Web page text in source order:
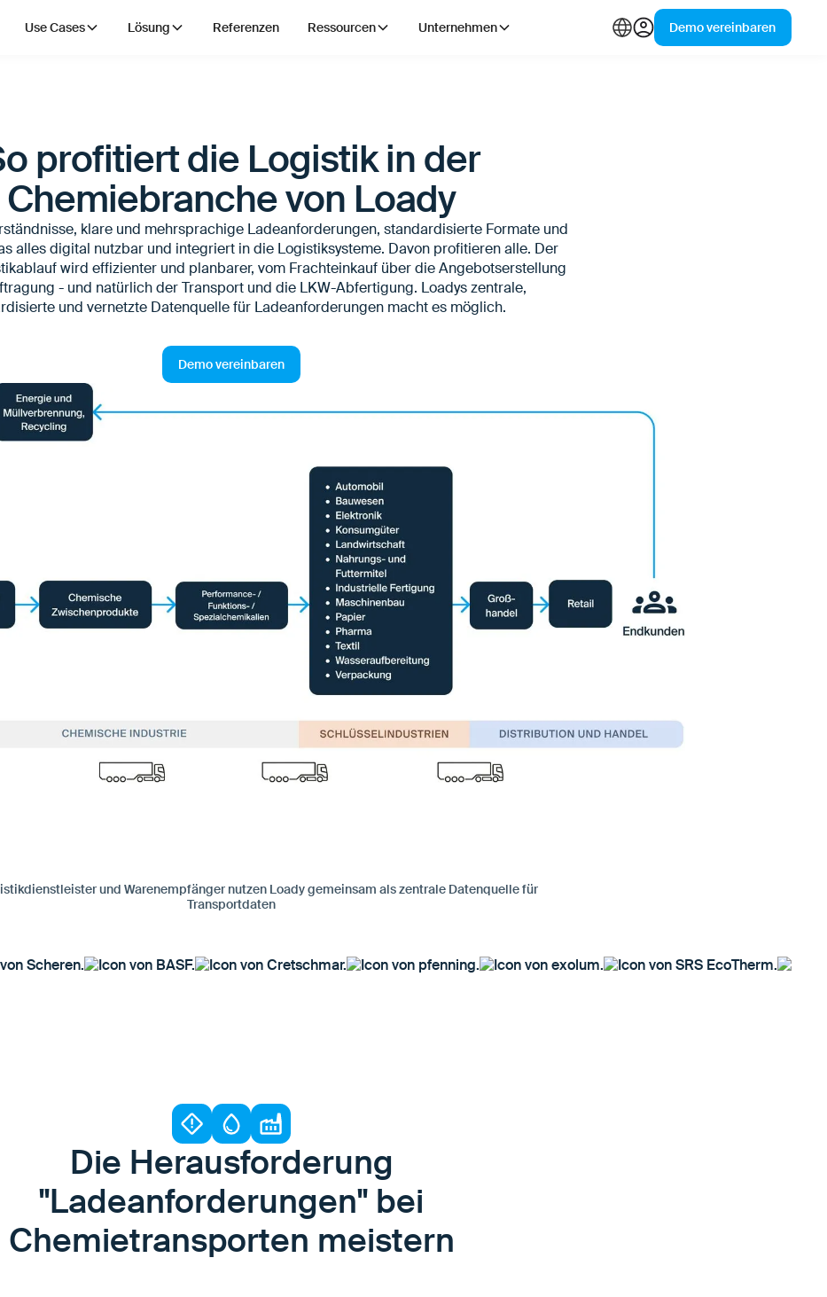
Use Cases Lösung Referenzen Ressourcen Unternehmen Demo vereinbaren
profitiert die Logistik in der
Chemiebranche von Loady
klare und mehrsprachige Ladeanforderungen, standardisierte Formate und
alles digital nutzbar und integriert in die Logistiksysteme. Davon profitieren alle. Der
wird effizienter und planbarer, vom Frachteinkauf über die Angebotserstellung
- und natürlich der Transport und die LKW-Abfertigung. Loadys zentrale,
und vernetzte Datenquelle für Ladeanforderungen macht es möglich.
Demo vereinbaren
und Warenempfänger nutzen Loady gemeinsam als zentrale Datenquelle für
Transportdaten
Die Herausforderung
"Ladeanforderungen" bei
Chemietransporten meistern